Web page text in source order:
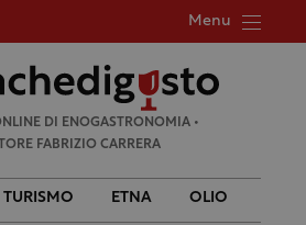
Menu
per:
DI ENOGASTRONOMIA •
FABRIZIO CARRERA
TURISMO ETNA OLIO